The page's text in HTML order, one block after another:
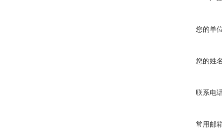
您的单
您的姓
联系电
常用邮